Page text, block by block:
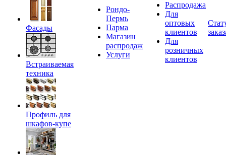
Фасады
Встраиваемая
техника
Профиль для
шкафов-купе
Рондо-
Пермь
Парма
Магазин
распродаж
Услуги
Распродажа
Для
оптовых
клиентов
Для
розничных
клиентов